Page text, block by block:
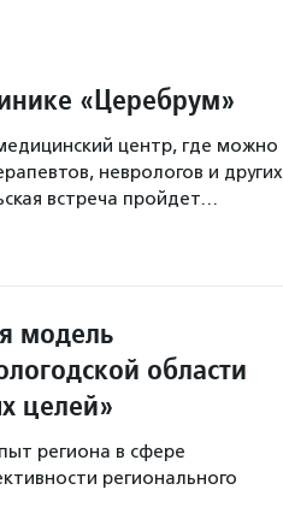
«Церебрум»
центр, где можно
неврологов и других
встреча пройдет…
модель
области
целей»
региона в сфере
регионального